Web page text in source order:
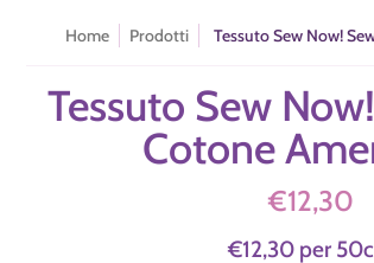
Home Prodotti Tessuto Sew Now!
Tessuto Sew
Cotone
€12,30
€12,30 per 50